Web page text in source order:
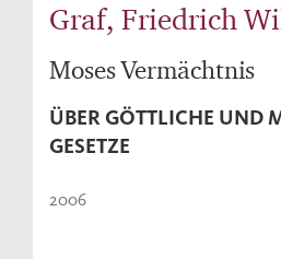
Graf, Friedrich
Moses Vermächtnis
ÜBER GÖTTLICHE UND
GESETZE
2006